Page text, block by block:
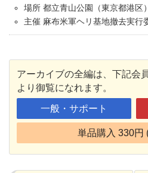
場所 都立青山公園（東京都港区）
主催 麻布米軍ヘリ基地撤去実行
アーカイブの全編は、下記会
より御覧になれます。
一般・サポート
単品購入 330円